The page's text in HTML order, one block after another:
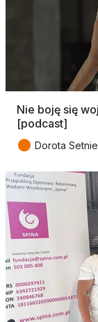
Nie boję się
[podcast]
● Dorota